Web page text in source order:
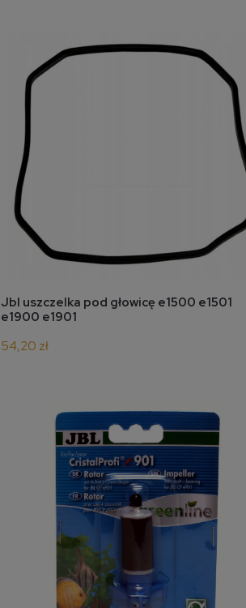
do koszyka
Jbl uszczelka pod głowicę e1500 e1501
e1900 e1901
54,20 zł